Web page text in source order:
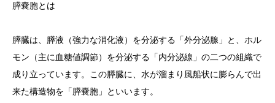
膵嚢胞とは
膵臓は、膵液（強力な消化液）を分泌する「外分泌腺」と、ホル
モン（主に血糖値調節）を分泌する「内分泌線」の二つの組織で
成り立っています。この膵臓に、水が溜まり風船状に膨らんで出
来た構造物を「膵嚢胞」といいます。